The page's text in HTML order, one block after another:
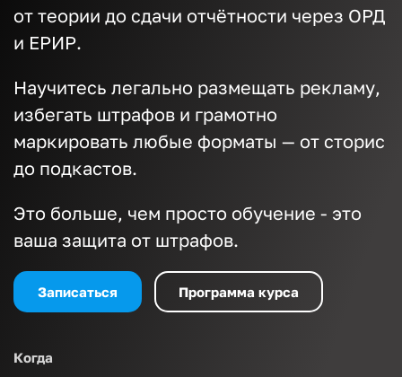
от теории до сдачи отчётности через ОРД
и ЕРИР.
Научитесь легально размещать рекламу,
избегать штрафов и грамотно
маркировать любые форматы — от сторис
до подкастов.
Это больше, чем просто обучение - это
ваша защита от штрафов.
Записаться Программа курса
Когда